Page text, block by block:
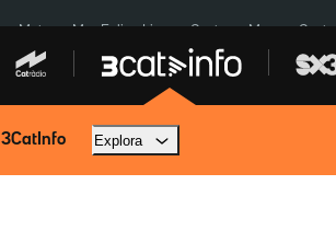
a Meta Mor Felipe Lipe Ceuta Menors Ceuta
3CatInfo Explora